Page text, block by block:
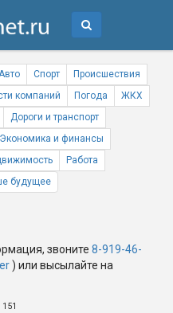
Спорт
Происшествия
компаний Погода
ЖКХ
Дороги и транспорт
Экономика и финансы
Работа
будущее
звоните 8-919-46-
) или высылайте на
151